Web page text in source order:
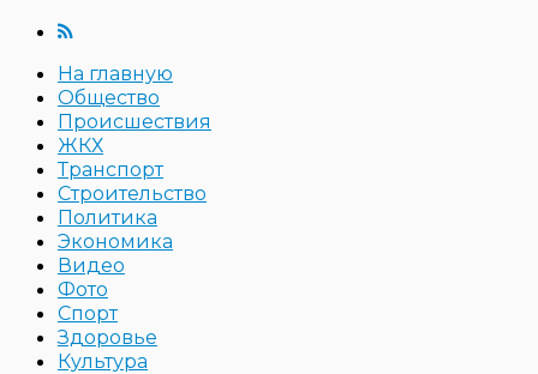
На главную
Общество
Происшествия
ЖКХ
Транспорт
Строительство
Политика
Экономика
Видео
Фото
Спорт
Здоровье
Культура